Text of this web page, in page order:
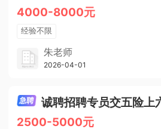
4000-8000元
经验不限
学历不限
1人
朱老师
博学启智教育
2026-04-01
诚聘招聘专员交五险上
2500-5000元